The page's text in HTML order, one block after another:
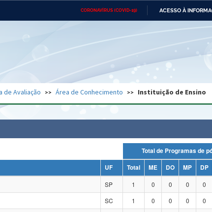
CORONAVÍRUS (COVID-19) ACESSO À
Ministério das Relações
Ministério do Desenvolvimento
Regional
Advocacia-Geral da União Banco Central do Brasil
de Avaliação Área de Conhecimento Instituição de Ensino
UF Total ME DO MP DP
SP 1 0 0 0 0
SC 1 0 0 0 0